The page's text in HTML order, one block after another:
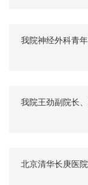
我院神经外科青
我院王劲副院长
北京清华长庚医